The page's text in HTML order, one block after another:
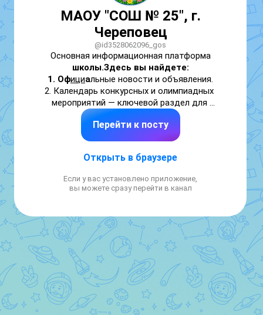
МАОУ "СОШ № 25", г.
Череповец
@id3528062096_gos
Основная информационная платформа
школы.Здесь вы найдете:
1. Официальные новости и объявления.
2. Календарь конкурсных и олимпиадных
мероприятий — ключевой раздел для
развития потенциала учеников
3. Полезные материалы для
образовательного и воспитательного
Мы создаем среду, где важна не только
развитие личности.
Перейти к посту
Открыть в браузере
Если у вас установлено приложение,
вы можете сразу перейти в канал